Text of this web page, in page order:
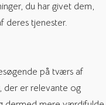
du har givet dem,
deres tjenester.
på tværs af
der er relevante og